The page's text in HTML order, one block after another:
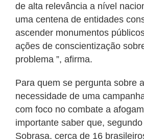
de alta relevância a nível
uma centena de entidades
ascender monumentos
ações de conscientização
problema ”, afirma.
Para quem se pergunta sobre
necessidade de uma
com foco no combate a
importante saber que,
Sobrasa, cerca de 16